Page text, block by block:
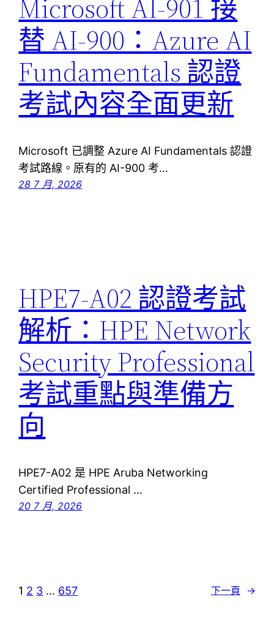
Microsoft AI-901 接
替 AI-900：Azure AI
Fundamentals 認證
考試內容全面更新
Microsoft 已調整 Azure AI Fundamentals 認證
考試路線。原有的 AI-900 考…
28 7 月, 2026
HPE7-A02 認證考試
解析：HPE Network
Security Professional
考試重點與準備方
向
HPE7-A02 是 HPE Aruba Networking
Certified Professional …
20 7 月, 2026
1 2 3 … 657 下一頁 →